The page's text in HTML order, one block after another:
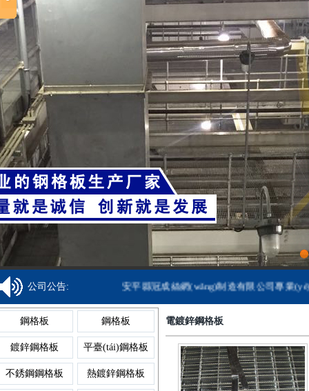
網(wǎng)格板
鋁格板
鋁格柵
網(wǎng)格柵
鋼格板廠家
鋼格板安裝夾
冷鍍鋅
樓梯格
吊頂格
重型格
聚酯格
復(fù)合
齒形鋼格柵板
熱鍍鋅鋼格柵板
不銹鋼格柵板
熱鍍鋅溝蓋板
金屬溝蓋板
異型溝蓋板
鋼格柵溝蓋板
網(wǎng)格溝蓋
樹池溝蓋板
金屬踏步板
齒形踏步板
網(wǎng)格踏步
板
鍍鋅踏步板
防滑踏步板
樓梯踏步板
球形立
鍍鋅球
球形柱
球型柱
球接
1
公司公告: 安平縣冠成絲網(wǎng)制造有限公司專業
鋼格板 鋼格板
鍍鋅鋼格板 平臺(tái)鋼格板
不銹鋼鋼格板 熱鍍鋅鋼格板
電鍍鋅鋼格板